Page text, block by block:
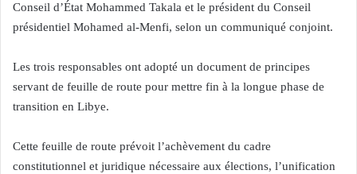
Conseil d’État Mohammed Takala et le président du Conseil
présidentiel Mohamed al-Menfi, selon un communiqué conjoint.
Les trois responsables ont adopté un document de principes
servant de feuille de route pour mettre fin à la longue phase de
transition en Libye.
Cette feuille de route prévoit l’achèvement du cadre
constitutionnel et juridique nécessaire aux élections, l’unification